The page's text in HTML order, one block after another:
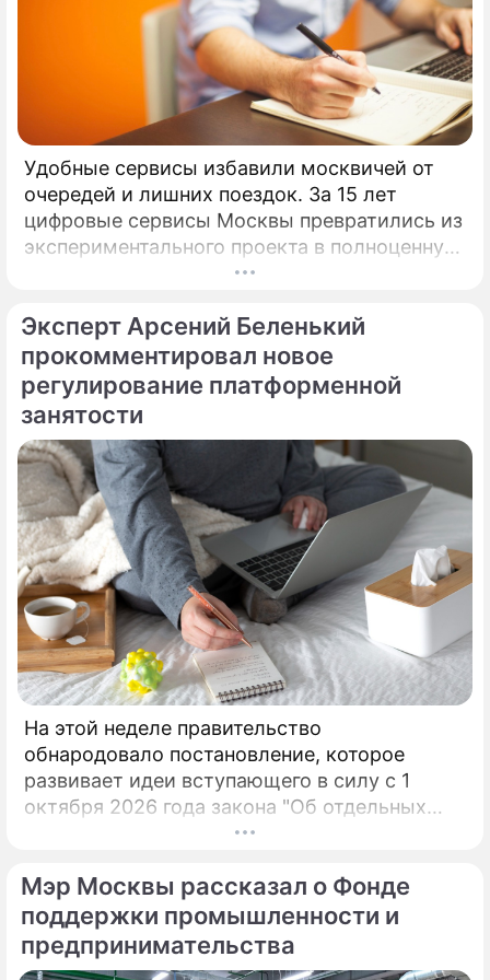
Удобные сервисы избавили москвичей от
очередей и лишних поездок. За 15 лет
цифровые сервисы Москвы превратились из
экспериментального проекта в полноценную
систему, без которой уже сложно
Эксперт Арсений Беленький
прокомментировал новое
регулирование платформенной
занятости
На этой неделе правительство
обнародовало постановление, которое
развивает идеи вступающего в силу с 1
октября 2026 года закона "Об отдельных
вопросах регулирования платформенной
центра при правительстве Арсений
Беленький рассказывает, что на самом деле
значат для индустрии новые ограничения на
работу самозанятых. Публикация
Мэр Москвы рассказал о Фонде
поддержки промышленности и
предпринимательства